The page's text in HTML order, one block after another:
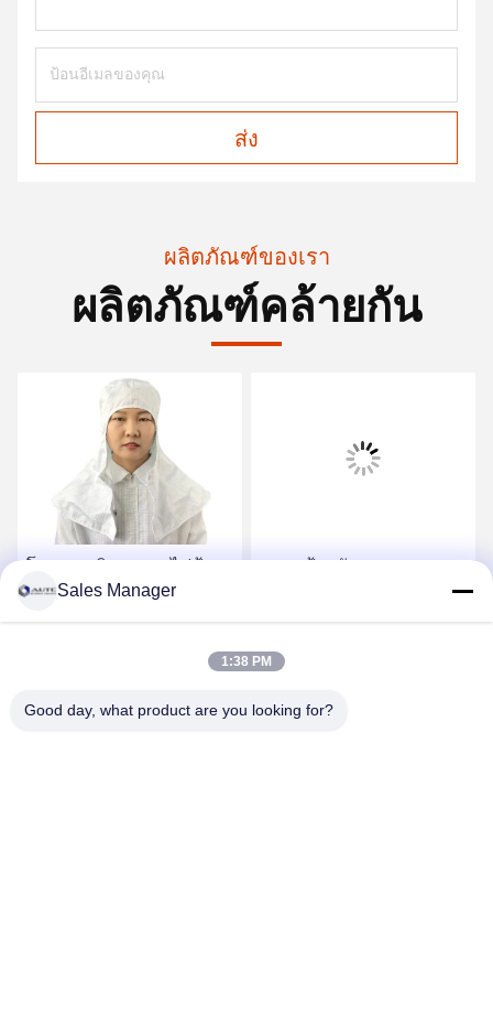
ส่ง
ผลิตภัณฑ์ของเรา
ผลิตภัณฑ์คล้ายกัน
โรงงานผลิตอาหารไฟฟ้า
โพลีเอสเตอร์กันฝุ่น
Wholesale OEM Service
หมวกป้องกันความ
ปลอดภัยแบบแอนด์บีเอส ซี
รีส์ 102018 8 จุด
Sales Manager
1:38 PM
Good day, what product are you looking for?